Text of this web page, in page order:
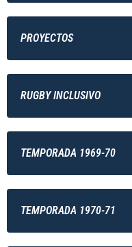
PROYECTOS
RUGBY INCLUSIVO
TEMPORADA 1969-70
TEMPORADA 1970-71